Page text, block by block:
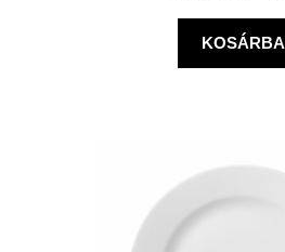
KOSÁRBA